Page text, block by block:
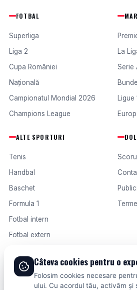
FOTBAL
Superliga
Liga 2
Cupa României
Națională
Campionatul Mondial 2026
Champions League
La
Serie
Ligue
ALTE SPORTURI
Tenis
Handbal
Baschet
Formula 1
Fotbal intern
Fotbal extern
© 2026 DOLCESPORT. TOATE DREPTURILE
SCORURI, CLASAMENTE ȘI ANALIZE DIN
Câteva cookies pentru o
Folosim cookies necesare
ului. Cu acordul tău, activăm și